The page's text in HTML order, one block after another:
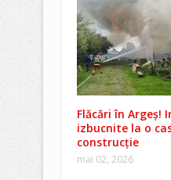
Flăcări în Argeș!
izbucnite la o
construcție
mai 02, 2026